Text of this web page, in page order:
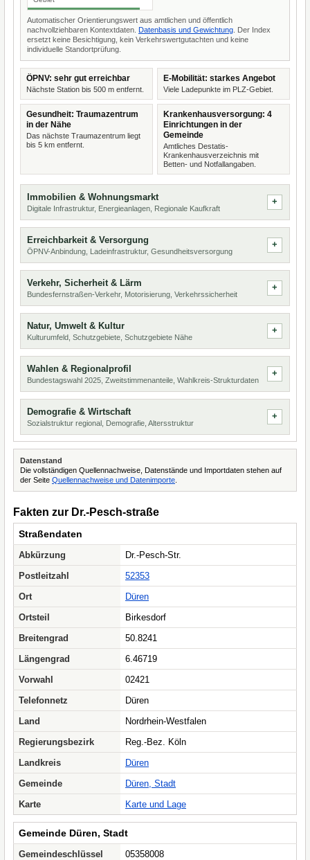
Automatischer Orientierungswert aus amtlichen und öffentlich
nachvollziehbaren Kontextdaten. Datenbasis und Gewichtung . Der Index
ersetzt keine Besichtigung, kein Verkehrswertgutachten und keine
individuelle Standortprüfung.
ÖPNV: sehr gut erreichbar
Nächste Station bis 500 m entfernt.
E-Mobilität: starkes Angebot
Viele Ladepunkte im PLZ-Gebiet.
Gesundheit: Traumazentrum
in der Nähe
Das nächste Traumazentrum liegt
bis 5 km entfernt.
Krankenhausversorgung: 4
Einrichtungen in der
Gemeinde
Amtliches Destatis-
Krankenhausverzeichnis mit
Betten- und Notfallangaben.
Immobilien & Wohnungsmarkt
Digitale Infrastruktur, Energieanlagen, Regionale Kaufkraft
Erreichbarkeit & Versorgung
ÖPNV-Anbindung, Ladeinfrastruktur, Gesundheitsversorgung
Verkehr, Sicherheit & Lärm
Bundesfernstraßen-Verkehr, Motorisierung, Verkehrssicherheit
Natur, Umwelt & Kultur
Kulturumfeld, Schutzgebiete, Schutzgebiete Nähe
Wahlen & Regionalprofil
Bundestagswahl 2025, Zweitstimmenanteile, Wahlkreis-Strukturdaten
Demografie & Wirtschaft
Sozialstruktur regional, Demografie, Altersstruktur
Datenstand
Die vollständigen Quellennachweise, Datenstände und Importdaten stehen auf
der Seite Quellennachweise und Datenimporte
Fakten zur Dr.-Pesch-straße
Straßendaten
Abkürzung
Dr.-Pesch-Str.
Postleitzahl
52353
Ort
Düren
Ortsteil
Birkesdorf
Breitengrad
50.8241
Längengrad
6.46719
Vorwahl
02421
Telefonnetz
Düren
Land
Nordrhein-Westfalen
Regierungsbezirk
Reg.-Bez. Köln
Landkreis
Düren
Gemeinde
Düren, Stadt
Karte
Karte und Lage
Gemeinde Düren, Stadt
Gemeindeschlüssel
05358008